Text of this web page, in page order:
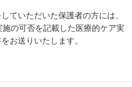
ていただいた保護者の方には、
の可否を記載した医療的ケア実
お送りいたします。